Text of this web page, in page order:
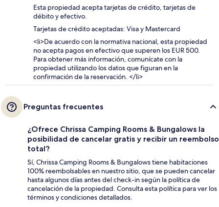
Esta propiedad acepta tarjetas de crédito, tarjetas de
débito y efectivo.
Tarjetas de crédito aceptadas: Visa y Mastercard
<li>De acuerdo con la normativa nacional, esta propiedad
no acepta pagos en efectivo que superen los EUR 500.
Para obtener más información, comunícate con la
propiedad utilizando los datos que figuran en la
confirmación de la reservación. </li>
Preguntas frecuentes
¿Ofrece Chrissa Camping Rooms & Bungalows la
posibilidad de cancelar gratis y recibir un reembolso
total?
Sí, Chrissa Camping Rooms & Bungalows tiene habitaciones
100% reembolsables en nuestro sitio, que se pueden cancelar
hasta algunos días antes del check-in según la política de
cancelación de la propiedad. Consulta esta política para ver los
términos y condiciones detallados.